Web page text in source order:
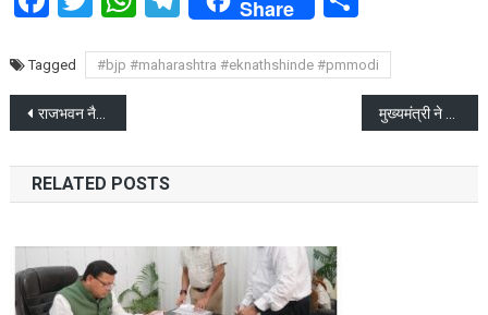
Share
Tagged #bjp #maharashtra #eknathshinde #pmmodi
Post
navigation
राजभवन नैनीताल में तेलंगाना प्रदेश का राज्य स्थापना दिवस मनाया गया
RELATED POSTS